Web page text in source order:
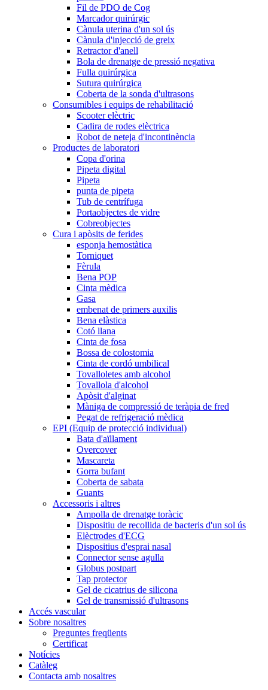
Fil de PDO de Cog
Marcador quirúrgic
Cànula uterina d'un sol ús
Cànula d'injecció de greix
Retractor d'anell
Bola de drenatge de pressió negativa
Fulla quirúrgica
Sutura quirúrgica
Coberta de la sonda d'ultrasons
Consumibles i equips de rehabilitació
Scooter elèctric
Cadira de rodes elèctrica
Robot de neteja d'incontinència
Productes de laboratori
Copa d'orina
Pipeta digital
Pipeta
punta de pipeta
Tub de centrífuga
Portaobjectes de vidre
Cobreobjectes
Cura i apòsits de ferides
esponja hemostàtica
Torniquet
Fèrula
Bena POP
Cinta mèdica
Gasa
embenat de primers auxilis
Bena elàstica
Cotó llana
Cinta de fosa
Bossa de colostomia
Cinta de cordó umbilical
Tovalloletes amb alcohol
Tovallola d'alcohol
Apòsit d'alginat
Màniga de compressió de teràpia de fred
Pegat de refrigeració mèdica
EPI (Equip de protecció individual)
Bata d'aïllament
Overcover
Mascareta
Gorra bufant
Coberta de sabata
Guants
Accessoris i altres
Ampolla de drenatge toràcic
Dispositiu de recollida de bacteris d'un sol ús
Elèctrodes d'ECG
Dispositius d'esprai nasal
Connector sense agulla
Globus postpart
Tap protector
Gel de cicatrius de silicona
Gel de transmissió d'ultrasons
Accés vascular
Sobre nosaltres
Preguntes freqüents
Certificat
Notícies
Catàleg
Contacta amb nosaltres